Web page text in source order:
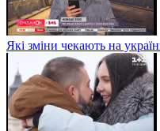
Які зміни чекають на